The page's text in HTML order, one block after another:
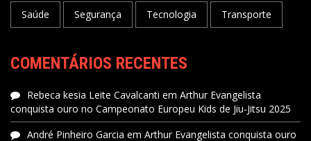
Saúde Segurança Tecnologia Transporte
COMENTÁRIOS RECENTES
Rebeca kesia Leite Cavalcanti em Arthur Evangelista
conquista ouro no Campeonato Europeu Kids de Jiu-Jitsu 2025
André Pinheiro Garcia em Arthur Evangelista conquista ouro